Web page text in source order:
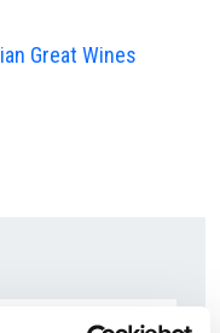
Great Wines